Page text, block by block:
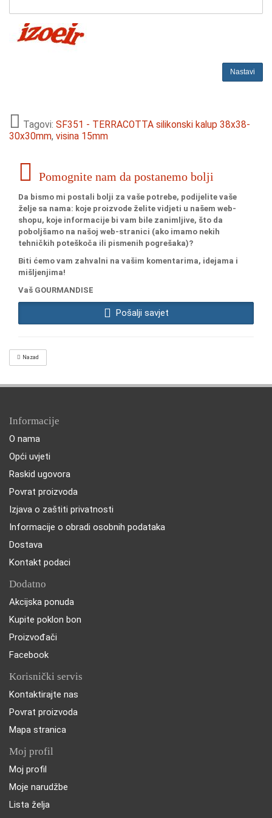
Nastavi
Tagovi: SF351 - TERRACOTTA silikonski kalup 38x38-
30x30mm, visina 15mm
Pomognite nam da postanemo bolji
Da bismo mi postali bolji za vaše potrebe, podijelite vaše
želje sa nama: koje proizvode želite vidjeti u našem web-
shopu, koje informacije bi vam bile zanimljive, što da
poboljšamo na našoj web-stranici (ako imamo nekih
tehničkih poteškoča ili pismenih pogrešaka)?
Biti ćemo vam zahvalni na vašim komentarima, idejama i
mišljenjima!
Vaš GOURMANDISE
Pošalji savjet
Nazad
Informacije
O nama
Opći uvjeti
Raskid ugovora
Povrat proizvoda
Izjava o zaštiti privatnosti
Informacije o obradi osobnih podataka
Dostava
Kontakt podaci
Dodatno
Akcijska ponuda
Kupite poklon bon
Proizvođači
Facebook
Korisnički servis
Kontaktirajte nas
Povrat proizvoda
Mapa stranica
Moj profil
Moj profil
Moje narudžbe
Lista želja